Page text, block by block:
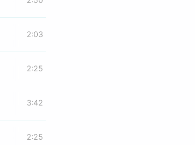
2:03
2:25
3:42
2:25